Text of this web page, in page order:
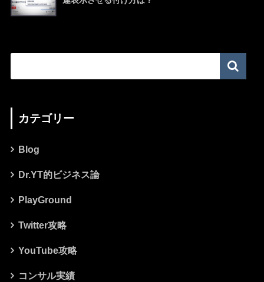
カテゴリー
Blog
Dr.YT的ビジネス論
PlayGround
Twitter攻略
YouTube攻略
コンサル実績